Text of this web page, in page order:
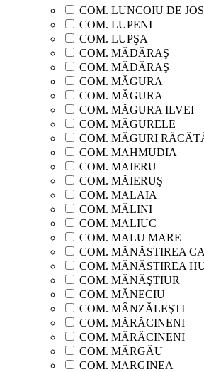
COM. LUNCOIU DE JOS
COM. LUPENI
COM. LUPŞA
COM. MĂDĂRAŞ
COM. MĂDĂRAŞ
COM. MĂGURA
COM. MĂGURA
COM. MĂGURA ILVEI
COM. MĂGURELE
COM. MĂGURI
COM. MAHMUDIA
COM. MAIERU
COM. MĂIERUŞ
COM. MALAIA
COM. MĂLINI
COM. MALIUC
COM. MALU MARE
COM. MĂNĂSTIREA
COM. MĂNĂSTIREA
COM. MĂNĂŞTIUR
COM. MĂNECIU
COM. MÂNZĂLEŞTI
COM. MĂRĂCINENI
COM. MĂRĂCINENI
COM. MĂRGĂU
COM. MARGINEA